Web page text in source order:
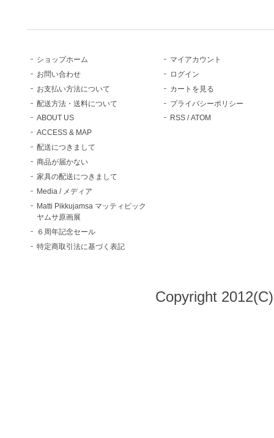
ショップホーム
お問い合わせ
お支払い方法について
配送方法・送料について
ABOUT US
ACCESS & MAP
配送につきまして
商品が届かない
家具の配送につきまして
Media / メディア
Matti Pikkujamsa マッティピック
ヤムサ原画展
６周年記念セール
特定商取引法に基づく表記
マイアカウント
ログイン
カートを見る
プライバシーポリシー
RSS/ATOM
Copyright